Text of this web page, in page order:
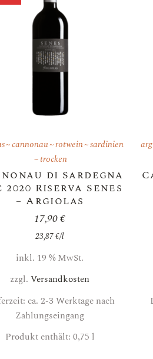
cannonau rotwein sardinien
trocken
di Sardegna
2020 Riserva Senes
– Argiolas
17,90€
23,87€/l
inkl. 19 % MwSt.
zzgl.Versandkosten
ca. 2-3 Werktage nach
Zahlungseingang
Produkt enthält: 0,75 l